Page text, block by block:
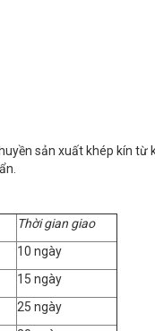
sản xuất khép kín
Thời gian giao
10 ngày
15 ngày
25 ngày